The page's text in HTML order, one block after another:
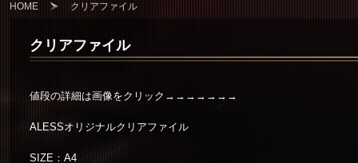
HOME クリアファイル
クリアファイル
値段の詳細は画像をクリック→→→→→→→
ALESSオリジナルクリアファイル
SIZE：A4